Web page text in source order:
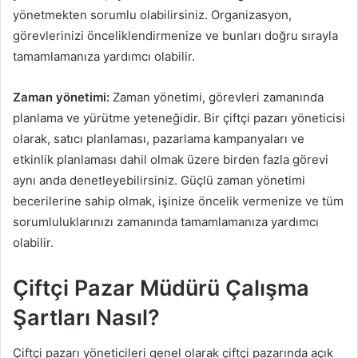
yönetmekten sorumlu olabilirsiniz. Organizasyon,
görevlerinizi önceliklendirmenize ve bunları doğru sırayla
tamamlamanıza yardımcı olabilir.
Zaman yönetimi: Zaman yönetimi, görevleri zamanında
planlama ve yürütme yeteneğidir. Bir çiftçi pazarı yöneticisi
olarak, satıcı planlaması, pazarlama kampanyaları ve
etkinlik planlaması dahil olmak üzere birden fazla görevi
aynı anda denetleyebilirsiniz. Güçlü zaman yönetimi
becerilerine sahip olmak, işinize öncelik vermenize ve tüm
sorumluluklarınızı zamanında tamamlamanıza yardımcı
olabilir.
Çiftçi Pazar Müdürü Çalışma
Şartları Nasıl?
Çiftçi pazarı yöneticileri genel olarak çiftçi pazarında açık